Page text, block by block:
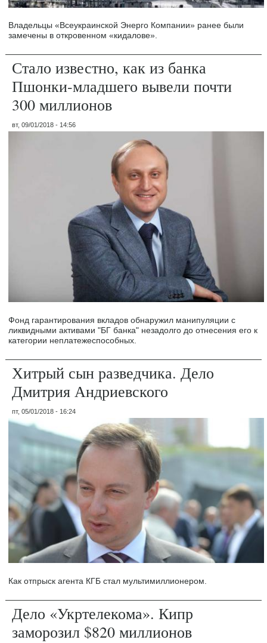
Владельцы «Всеукраинской Энерго Компании» ранее были
замечены в откровенном «кидалове».
Стало известно, как из банка
Пшонки-младшего вывели почти
300 миллионов
вт, 09/01/2018 - 14:56
Фонд гарантирования вкладов обнаружил манипуляции с
ликвидными активами "БГ банка" незадолго до отнесения его к
категории неплатежеспособных.
Хитрый сын разведчика. Дело
Дмитрия Андриевского
пт, 05/01/2018 - 16:24
Как отпрыск агента КГБ стал мультимиллионером.
Дело «Укртелекома». Кипр
заморозил $820 миллионов